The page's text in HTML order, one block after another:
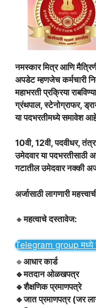
नमस्कार मित्र आणि
अपडेट म्हणजेच कर्मचारी
महाभरती प्रक्रिया
ग्रंथपाल, स्टेनोग्राफर,
या पदभरतीमध्ये समावेश
10वी, 12वी, पदवीधर,
उमेदवार या पदभरतीसाठी
गटातील उमेदवार नक्की
अर्जासाठी लागणारी
🔸महत्वाचे दस्तावेज:
Telegram group मध्ये
🔹 आधार कार्ड
🔹मतदान ओळखपत्र
🔹शैक्षणिक प्रमाणपत्रे
🔹जात प्रमाणपत्र (जर